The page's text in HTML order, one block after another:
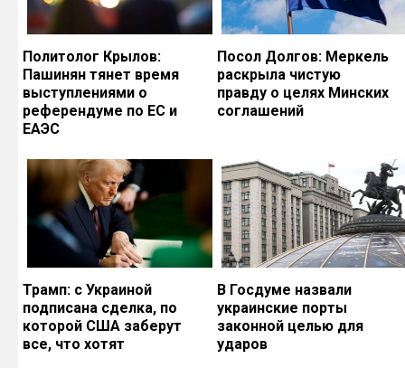
Политолог Крылов:
Пашинян тянет время
выступлениями о
референдуме по ЕС и
ЕАЭС
Посол Долгов: Меркель
раскрыла чистую
правду о целях Минских
соглашений
Трамп: с Украиной
подписана сделка, по
которой США заберут
все, что хотят
В Госдуме назвали
украинские порты
законной целью для
ударов